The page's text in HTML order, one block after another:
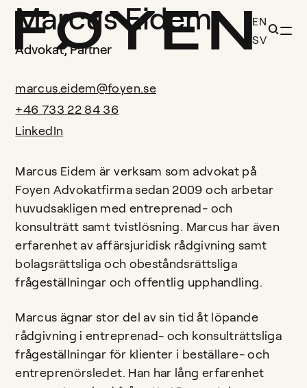
EN
SV
Marcus Eidem
Advokat, Partner
marcus.eidem@foyen.se
+46 733 22 84 36
LinkedIn
Marcus Eidem är verksam som advokat på
Foyen Advokatfirma sedan 2009 och arbetar
huvudsakligen med entreprenad- och
konsulträtt samt tvistlösning. Marcus har även
erfarenhet av affärsjuridisk rådgivning samt
bolagsrättsliga och obeståndsrättsliga
frågeställningar och offentlig upphandling.
Marcus ägnar stor del av sin tid åt löpande
rådgivning i entreprenad- och konsulträttsliga
frågeställningar för klienter i beställare- och
entreprenörsledet. Han har lång erfarenhet